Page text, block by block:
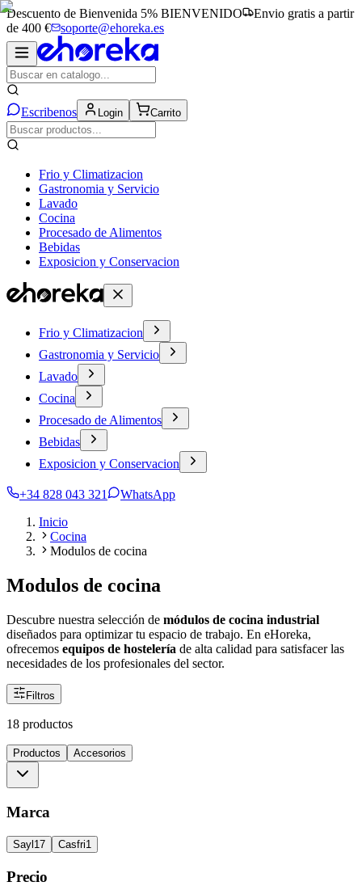
Descuento de Bienvenida 5% BIENVENIDO
Envio gratis a partir
de 400 €
soporte@ehoreka.es
Escribenos Login Carrito
Frio y Climatizacion
Gastronomia y Servicio
Lavado
Cocina
Procesado de Alimentos
Bebidas
Exposicion y Conservacion
Frio y Climatizacion
Gastronomia y Servicio
Lavado
Cocina
Procesado de Alimentos
Bebidas
Exposicion y Conservacion
+34 828 043 321
WhatsApp
Inicio
Cocina
Modulos de cocina
Modulos de cocina
Descubre nuestra selección de módulos de cocina industrial
diseñados para optimizar tu espacio de trabajo. En eHoreka,
ofrecemos equipos de hostelería de alta calidad para satisfacer las
necesidades de los profesionales del sector.
Filtros
18 productos
Productos Accesorios
Marca
Sayl 17 Casfri1
Precio